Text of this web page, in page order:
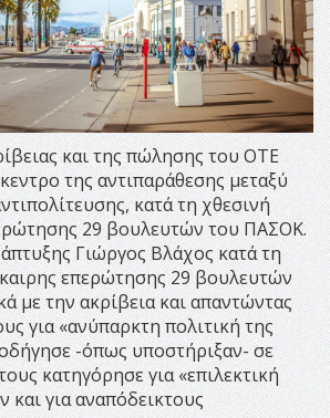
και της πώλησης του ΟΤΕ
της αντιπαράθεσης μεταξύ
κατά τη χθεσινή
29 βουλευτών του ΠΑΣΟΚ.
Γιώργος Βλάχος κατά τη
επερώτησης 29 βουλευτών
με την ακρίβεια και απαντώντας
για «ανύπαρκτη πολιτική της
-όπως υποστήριξαν- σε
κατηγόρησε για «επιλεκτική
για αναπόδεικτους